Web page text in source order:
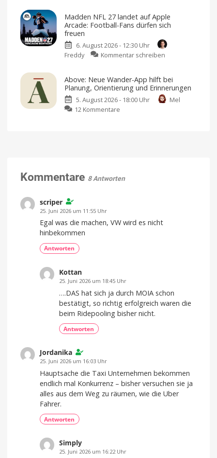
mit
Apple
Home
da
Mehr
eine
Watchlist
neuen
Luftreiniger
Befeuchtungsfunktion
auf
Markt
Preis
und
Verfügbarkeit
noch
offen
Madden NFL 27 landet auf Apple
Arcade: Football-Fans dürfen sich
freuen
6. August 2026 - 12:30 Uhr
Freddy
Kommentar schreiben
27
landet
auf
Above: Neue Wander-App hilft bei
Planung, Orientierung und Erinnerungen
5. August 2026 - 18:00 Uhr
Mel
12 Kommentare
Orientierung
unbegrenzte
Kommentare 8 Antworten
scriper
25. Juni 2026 um 11:55 Uhr
Egal was die machen, VW wird es nicht
hinbekommen
Antworten
Kottan
25. Juni 2026 um 18:45 Uhr
….DAS hat sich ja durch MOIA schon
bestätigt, so richtig erfolgreich waren die
beim Ridepooling bisher nicht.
Antworten
Jordanika
25. Juni 2026 um 16:03 Uhr
Hauptsache die Taxi Unternehmen bekommen
endlich mal Konkurrenz – bisher versuchen sie ja
alles aus dem Weg zu räumen, wie die Uber
Fahrer.
Antworten
Simply
25. Juni 2026 um 16:22 Uhr